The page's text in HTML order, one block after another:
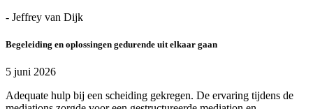
- Jeffrey van Dijk
Begeleiding en oplossingen gedurende uit elkaar gaan
5 juni 2026
Adequate hulp bij een scheiding gekregen. De ervaring tijdens de